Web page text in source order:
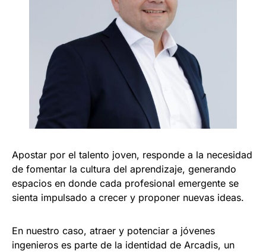
Apostar por el talento joven, responde a la necesidad
de fomentar la cultura del aprendizaje, generando
espacios en donde cada profesional emergente se
sienta impulsado a crecer y proponer nuevas ideas.
En nuestro caso, atraer y potenciar a jóvenes
ingenieros es parte de la identidad de Arcadis, un